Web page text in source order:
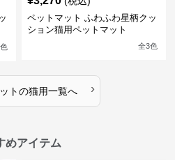
色
ペットマット ふわふわ星柄クッ
ション猫用ペットマット
全3色
トの猫用一覧へ ›
めアイテム